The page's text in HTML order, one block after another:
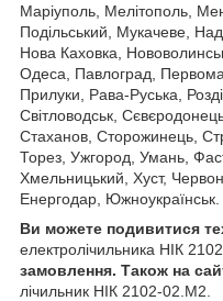
Маріуполь, Мелітополь,
Подільський, Мукачеве,
Нова Каховка,
Одеса, Павлоград,
Прилуки, Рава-Руська,
Світловодськ,
Стаханов, Сторожинець,
Торез, Ужгород, Умань,
Хмельницький, Хуст,
Енергодар, Южноукраїнськ.
Ви можете подивитися
електролічильника НІК
замовлення. Також на
лічильник НІК 2102-02.М2.